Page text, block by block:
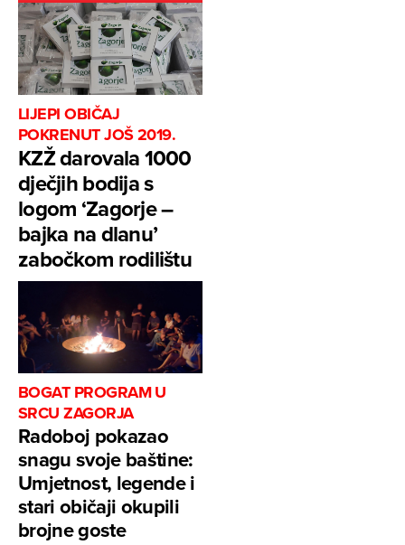
LIJEPI OBIČAJ
POKRENUT JOŠ 2019.
KZŽ darovala 1000
dječjih bodija s
logom ‘Zagorje –
bajka na dlanu’
zabočkom rodilištu
BOGAT PROGRAM U
SRCU ZAGORJA
Radoboj pokazao
snagu svoje baštine:
Umjetnost, legende i
stari običaji okupili
brojne goste